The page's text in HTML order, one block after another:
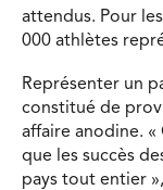
attendus. Pour
000 athlètes
Représenter un
constitué de
affaire anodine. «
que les succès
pays tout entier